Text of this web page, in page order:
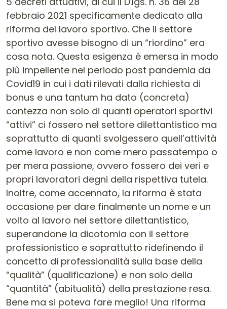
febbraio 2021 specificamente dedicato alla
riforma del lavoro sportivo. Che il settore
sportivo avesse bisogno di un “riordino” era
cosa nota. Questa esigenza è emersa in modo
più impellente nel periodo post pandemia da
Covid19 in cui i dati rilevati dalla richiesta di
bonus e una tantum ha dato (concreta)
contezza non solo di quanti operatori sportivi
“attivi” ci fossero nel settore dilettantistico ma
soprattutto di quanti svolgessero quell’attività
come lavoro e non come mero passatempo o
per mera passione, ovvero fossero dei veri e
propri lavoratori degni della rispettiva tutela.
Inoltre, come accennato, la riforma è stata
occasione per dare finalmente un nome e un
volto al lavoro nel settore dilettantistico,
superandone la dicotomia con il settore
professionistico e soprattutto ridefinendo il
concetto di professionalità sulla base della
“qualità” (qualificazione) e non solo della
“quantità” (abitualità) della prestazione resa.
Bene ma si poteva fare meglio! Una riforma